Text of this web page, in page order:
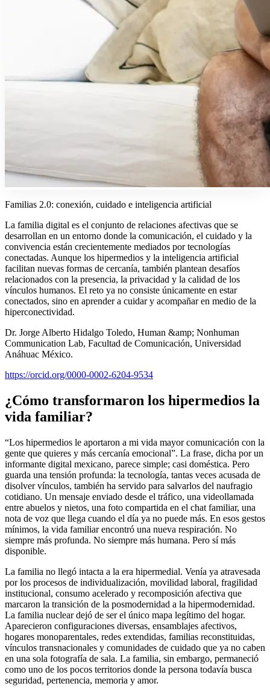
Familias 2.0: conexión, cuidado e inteligencia artificial
La familia digital es el conjunto de relaciones afectivas que se
desarrollan en un entorno donde la comunicación, el cuidado y la
convivencia están crecientemente mediados por tecnologías
conectadas. Aunque los hipermedios y la inteligencia artificial
facilitan nuevas formas de cercanía, también plantean desafíos
relacionados con la presencia, la privacidad y la calidad de los
vínculos humanos. El reto ya no consiste únicamente en estar
conectados, sino en aprender a cuidar y acompañar en medio de la
hiperconectividad.
Dr. Jorge Alberto Hidalgo Toledo, Human &amp; Nonhuman
Communication Lab, Facultad de Comunicación, Universidad
Anáhuac México.
https://orcid.org/0000-0002-6204-9534
¿Cómo transformaron los hipermedios la
vida familiar?
“Los hipermedios le aportaron a mi vida mayor comunicación con la
gente que quieres y más cercanía emocional”. La frase, dicha por un
informante digital mexicano, parece simple; casi doméstica. Pero
guarda una tensión profunda: la tecnología, tantas veces acusada de
disolver vínculos, también ha servido para salvarlos del naufragio
cotidiano. Un mensaje enviado desde el tráfico, una videollamada
entre abuelos y nietos, una foto compartida en el chat familiar, una
nota de voz que llega cuando el día ya no puede más. En esos gestos
mínimos, la vida familiar encontró una nueva respiración. No
siempre más profunda. No siempre más humana. Pero sí más
disponible.
La familia no llegó intacta a la era hipermedial. Venía ya atravesada
por los procesos de individualización, movilidad laboral, fragilidad
institucional, consumo acelerado y recomposición afectiva que
marcaron la transición de la posmodernidad a la hipermodernidad.
La familia nuclear dejó de ser el único mapa legítimo del hogar.
Aparecieron configuraciones diversas, ensamblajes afectivos,
hogares monoparentales, redes extendidas, familias reconstituidas,
vínculos transnacionales y comunidades de cuidado que ya no caben
en una sola fotografía de sala. La familia, sin embargo, permaneció
como uno de los pocos territorios donde la persona todavía busca
seguridad, pertenencia, memoria y amor.